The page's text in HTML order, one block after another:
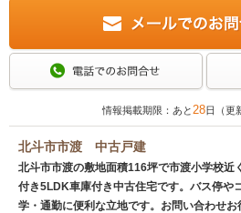
情報掲載期限：あと 28日（更
北斗市市渡 中古戸建
北斗市市渡の敷地面積116坪で市渡小学校近
付き5LDK車庫付き中古住宅です。バス停や
学・通勤に便利な立地です。お問い合わせ